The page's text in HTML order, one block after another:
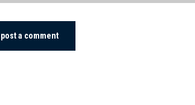
post a comment